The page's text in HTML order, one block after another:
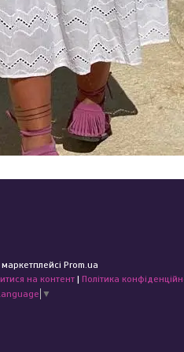
Prom.ua
на контент | Політика
▼